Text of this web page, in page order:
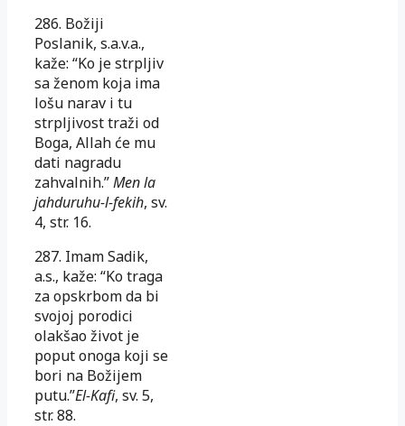
286. Božiji
Poslanik, s.a.v.a.,
kaže: “Ko je strpljiv
sa ženom koja ima
lošu narav i tu
strpljivost traži od
Boga, Allah će mu
dati nagradu
zahvalnih.”Men la
jahduruhu-l-fekih, sv.
4, str. 16.
287. Imam Sadik,
a.s., kaže: “Ko traga
za opskrbom da bi
svojoj porodici
olakšao život je
poput onoga koji se
bori na Božijem
putu.”El-Kafi, sv. 5,
str. 88.